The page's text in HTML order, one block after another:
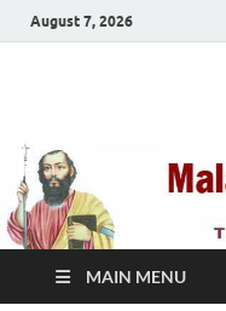
August 7, 2026
TV
MAIN MENU